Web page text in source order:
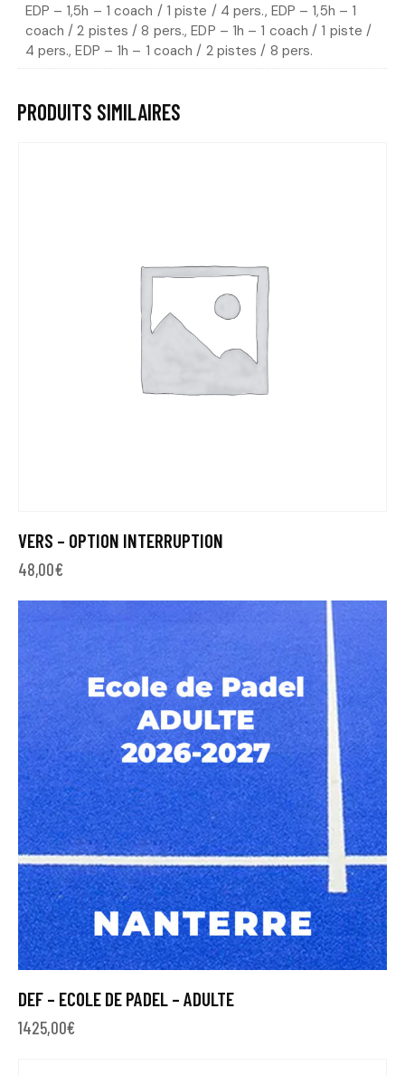
EDP – 1,5h – 1 coach / 1 piste / 4 pers., EDP – 1,5h – 1
coach / 2 pistes / 8 pers., EDP – 1h – 1 coach / 1 piste /
4 pers., EDP – 1h – 1 coach / 2 pistes / 8 pers.
PRODUITS SIMILAIRES
VERS – OPTION INTERRUPTION
48,00€
DEF – ECOLE DE PADEL – ADULTE
1425,00€